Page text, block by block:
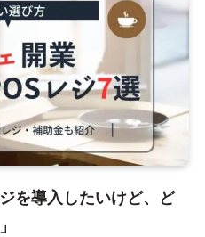
を導入したいけど、ど